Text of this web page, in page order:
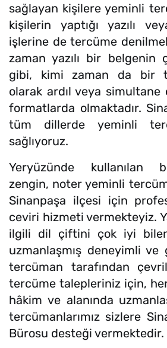
sağlayan kişilere yeminli
kişilerin yaptığı yazılı
işlerine de tercüme
zaman yazılı bir belgenin
gibi, kimi zaman da bir
olarak ardıl veya
formatlarda olmaktadır.
tüm dillerde yeminli
sağlıyoruz.
Yeryüzünde kullanılan
zengin, noter yeminli
Sinanpaşa ilçesi için
ceviri hizmeti vermekteyiz.
ilgili dil çiftini çok iyi
uzmanlaşmış deneyimli
tercüman tarafından
tercüme talepleriniz için,
hâkim ve alanında
tercümanlarımız sizlere
Bürosu desteği vermektedir.